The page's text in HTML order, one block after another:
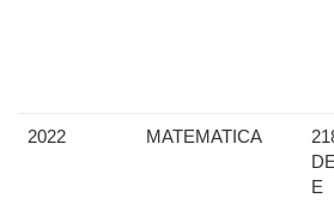
2022 MATEMATICA
E